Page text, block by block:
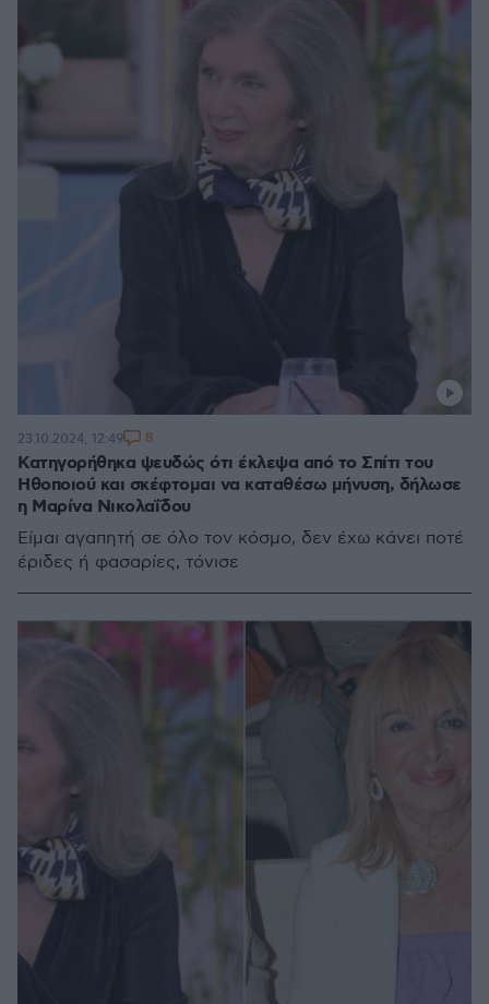
Κατηγορήθηκα ψευδώς ότι έκλεψα από το Σπίτι του
Ηθοποιού και σκέφτομαι να καταθέσω μήνυση, δήλωσε
η Μαρίνα Νικολαΐδου
Είμαι αγαπητή σε όλο τον κόσμο, δεν έχω κάνει ποτέ
έριδες ή φασαρίες, τόνισε
23.10.2024, 12:49 8